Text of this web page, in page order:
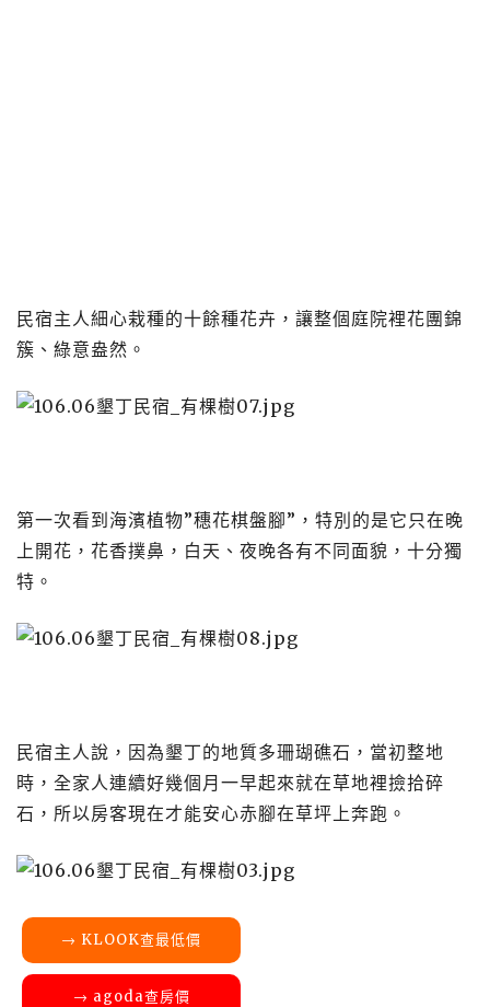
民宿主人細心栽種的十餘種花卉，讓整個庭院裡花團錦
簇、綠意盎然。
第一次看到海濱植物”穗花棋盤腳”，特別的是它只在晚
上開花，花香撲鼻，白天、夜晚各有不同面貌，十分獨
特。
民宿主人說，因為墾丁的地質多珊瑚礁石，當初整地
時，全家人連續好幾個月一早起來就在草地裡撿拾碎
石，所以房客現在才能安心赤腳在草坪上奔跑。
→ KLOOK查最低價
→ agoda查房價